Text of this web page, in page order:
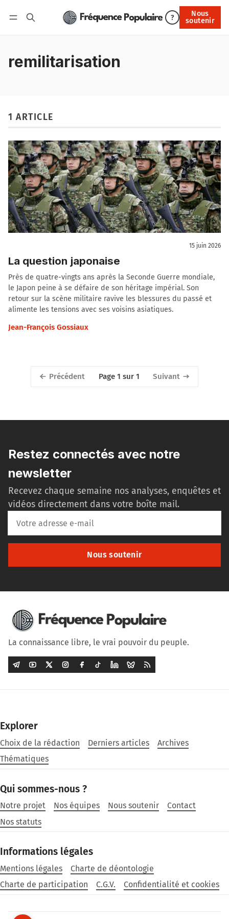
?
Nous
soutenir
Nous soutenir
remilitarisation
1 ARTICLE
15 juin 2026
La question japonaise
Près de quatre-vingts ans après la Seconde Guerre mondiale,
le Japon peine à se défaire de son héritage impérial. Son
retour sur la scène militaire ravive les blessures du passé et
alimente les tensions avec ses voisins asiatiques.
Jean-François Gossiaux
Précédent Page 1 sur 1 Suivant
Restez connectés avec notre
newsletter
Recevez chaque semaine nos analyses, enquêtes et
vidéos directement dans votre boîte mail.
Nous soutenir
La connaissance libre, le vrai pouvoir du peuple.
Explorer
Choix de la rédaction Derniers articles
Archives
Thématiques
Qui sommes-nous ?
Notre projet Nos équipes Nous soutenir
Contact
Nos statuts
Informations légales
Mentions légales
Charte de déontologie
Charte de participation
C.G.V. Confidentialité et cookies